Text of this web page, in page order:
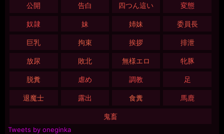
公開 告白 四つん這い 変態
奴隷 妹 姉妹 委員長
巨乳 拘束 挨拶 排泄
放尿 敗北 無様エロ 牝豚
脱糞 虐め 調教 足
退魔士 露出 食糞 馬鹿
鬼畜
Tweets by oneginka